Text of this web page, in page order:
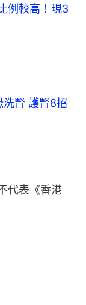
例較高！現3
洗腎 護腎8招
代表《香港